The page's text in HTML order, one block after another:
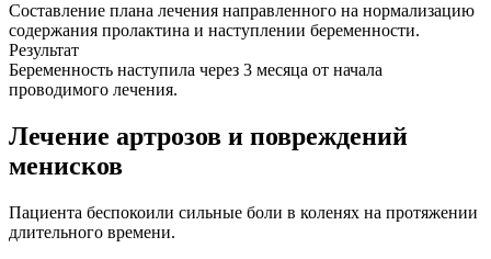
Составление плана лечения направленного на нормализацию
содержания пролактина и наступлении беременности.
Результат
Беременность наступила через 3 месяца от начала
проводимого лечения.
Лечение артрозов и повреждений
менисков
Пациента беспокоили сильные боли в коленях на протяжении
длительного времени.